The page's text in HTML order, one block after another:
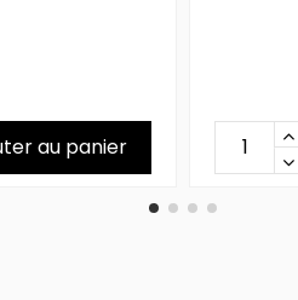
au panier